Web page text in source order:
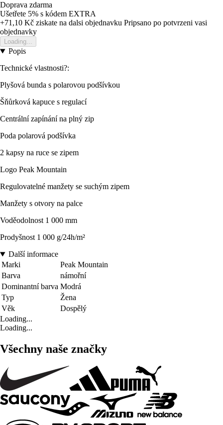
Doprava zdarma
Ušetřete 5% s kódem EXTRA
+71,10 Kč ziskate na dalsi objednavku Pripsano po potvrzeni vasi
objednavky
Loading...
Popis
Technické vlastnosti?:
Plyšová bunda s polarovou podšívkou
Šňůrková kapuce s regulací
Centrální zapínání na plný zip
Poda polarová podšívka
2 kapsy na ruce se zipem
Logo Peak Mountain
Regulovatelné manžety se suchým zipem
Manžety s otvory na palce
Voděodolnost 1 000 mm
Prodyšnost 1 000 g/24h/m²
Další informace
Marki
Peak Mountain
Barva
námořní
Dominantní barva Modrá
Typ
Žena
Věk
Dospělý
Loading...
Loading...
Všechny naše značky